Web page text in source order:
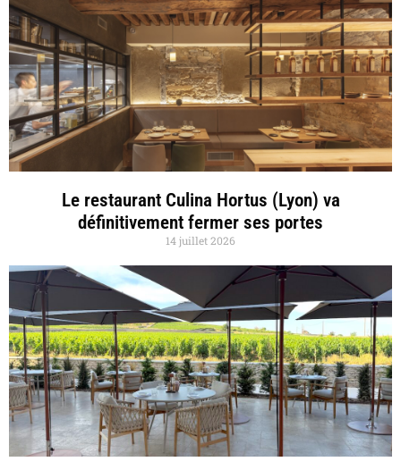
Le restaurant Culina Hortus (Lyon) va
définitivement fermer ses portes
14 juillet 2026